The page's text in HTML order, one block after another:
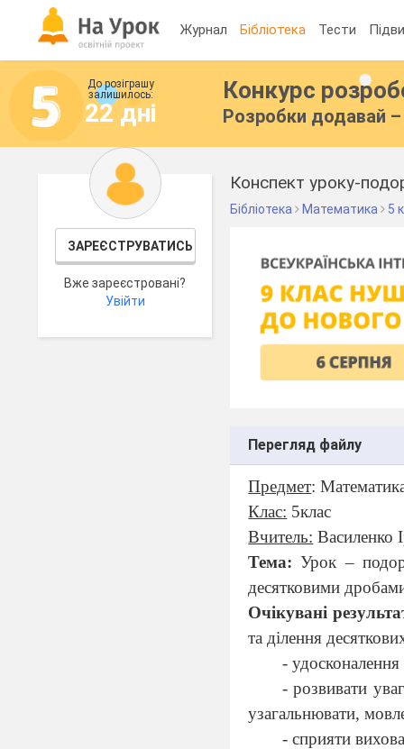
Журнал Бібліотека Тести
До розіграшу
залишилось:
22 дні
Конкурс
Розробки додавай –
ЗАРЕЄСТРУВАТИСЬ
Вже зареєстровані?
Увійти
Бібліотека Математика 5
Перегляд файлу
Предмет:
Клас: 5клас
Вчитель: Василенко
Тема: Урок –
десятковими
Очікувані
та ділення
- удосконалення
- розвивати
узагальнювати,
- сприяти